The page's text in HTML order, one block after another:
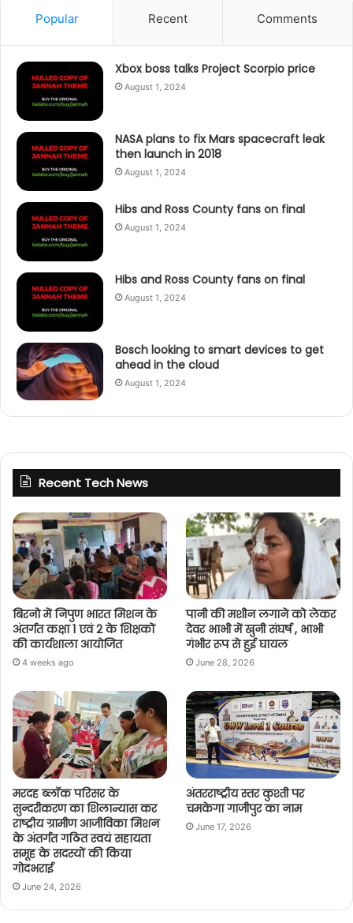
Popular Recent Comments
Xbox boss talks Project Scorpio price
August 1, 2024
NASA plans to fix Mars spacecraft leak
then launch in 2018
August 1, 2024
Hibs and Ross County fans on final
August 1, 2024
Hibs and Ross County fans on final
August 1, 2024
Bosch looking to smart devices to get
ahead in the cloud
August 1, 2024
Recent Tech News
बिरनो में निपुण भारत मिशन के
अंतर्गत कक्षा 1 एवं 2 के शिक्षकों
की कार्यशाला आयोजित
4 weeks ago
पानी की मशीन लगाने को लेकर
देवर भाभी में खुनी संघर्ष , भाभी
गंभीर रूप से हुई घायल
June 28, 2026
मरदह ब्लॉक परिसर के
सुन्दरीकरण का शिलान्यास कर
राष्ट्रीय ग्रामीण आजीविका मिशन
के अंतर्गत गठित स्वयं सहायता
समूह के सदस्यों की किया
गोदभराई
June 24, 2026
अंतरराष्ट्रीय स्तर कुश्ती पर
चमकेगा गाजीपुर का नाम
June 17, 2026